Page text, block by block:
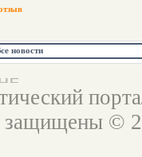
новости
защищены ©